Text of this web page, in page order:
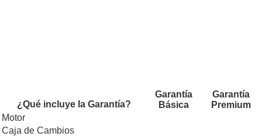
¿Qué incluye la Garantía?
Garantía
Básica
Garantía
Premium
Motor
Caja de Cambios